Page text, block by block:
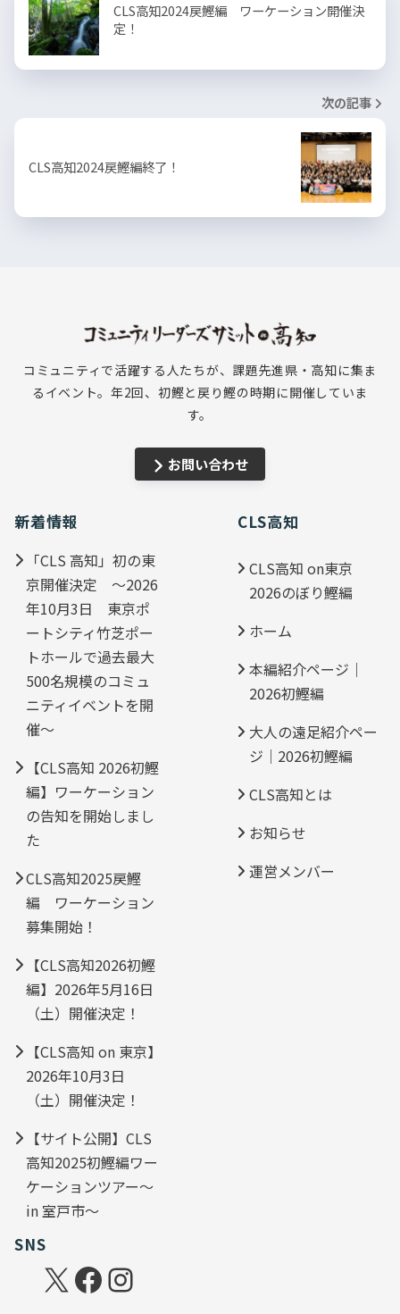
CLS高知2024戻鰹編 ワーケーション開催決
定！
次の記事
CLS高知2024戻鰹編終了！
コミュニティで活躍する人たちが、課題先進県・高知に集ま
るイベント。年2回、初鰹と戻り鰹の時期に開催していま
す。
お問い合わせ
新着情報
「CLS 高知」初の東
京開催決定 ～2026
年10月3日 東京ポ
ートシティ竹芝ポー
トホールで過去最大
500名規模のコミュ
ニティイベントを開
催～
【CLS高知 2026初鰹
編】ワーケーション
の告知を開始しまし
た
CLS高知2025戻鰹
編 ワーケーション
募集開始！
【CLS高知2026初鰹
編】2026年5月16日
（土）開催決定！
【CLS高知 on 東京】
2026年10月3日
（土）開催決定！
【サイト公開】CLS
高知2025初鰹編ワー
ケーションツアー～
in 室戸市～
CLS高知
CLS高知 on東京
2026のぼり鰹編
ホーム
本編紹介ページ｜
2026初鰹編
大人の遠足紹介ペー
ジ｜2026初鰹編
CLS高知とは
お知らせ
運営メンバー
SNS